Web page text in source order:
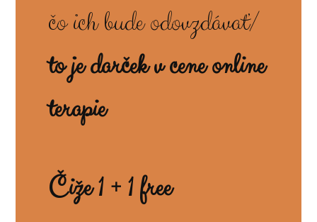
čo ich bude odovzdávať/
to je darček v cene online
terapie
Čiže 1 + 1 free